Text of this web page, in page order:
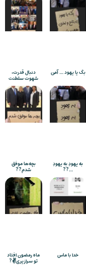
بکَ یا یهود … آمن دنبال قدرت،
شهوت سلطنت
به یهودِ به یهودِ
…??
بچه‌ها موفق
شدم??
خدا با ماس ماه رمضون افتاد
تو سرازیری✌️?